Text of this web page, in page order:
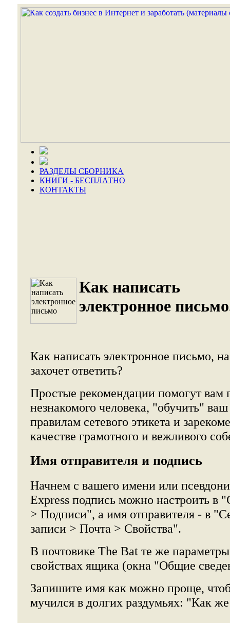
РАЗДЕЛЫ СБОРНИКА
КНИГИ - БЕСПЛАТНО
КОНТАКТЫ
Как написать
электронное
Как написать электронное письмо,
захочет ответить?
Простые рекомендации помогут вам
незнакомого человека, "обучить"
правилам сетевого этикета и
качестве грамотного и вежливого
Имя отправителя и подпись
Начнем с вашего имени или
Express подпись можно настроить в
> Подписи", а имя отправителя - в
записи > Почта > Свойства".
В почтовике The Bat те же
свойствах ящика (окна "Общие
Запишите имя как можно проще,
мучился в долгих раздумьях: "Как же